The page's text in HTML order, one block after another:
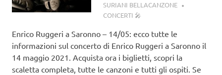
SURIANI BELLACANZONE
CONCERTI 🎤
Enrico Ruggeri a Saronno – 14/05: ecco tutte le
informazioni sul concerto di Enrico Ruggeri a Saronno il
14 maggio 2021. Acquista ora i biglietti, scopri la
scaletta completa, tutte le canzoni e tutti gli ospiti. Se